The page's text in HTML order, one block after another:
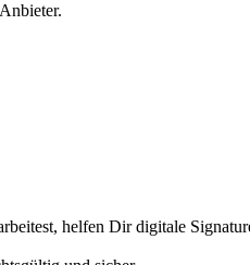
helfen Dir digitale